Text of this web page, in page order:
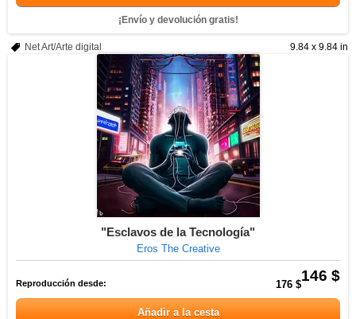
¡Envío y devolución gratis!
9.84 x 9.84 in
Net Art/Arte digital
"Esclavos de la Tecnología"
Eros The Creative
146 $
Reproducción desde: 176 $
Añadir a la cesta